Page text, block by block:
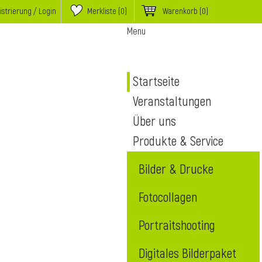
/ Login Merkliste (0) Warenkorb (0)
Menu
Startseite
Veranstaltungen
Über uns
Produkte & Service
Bilder & Drucke
Fotocollagen
Portraitshooting
Digitales Bilderpaket